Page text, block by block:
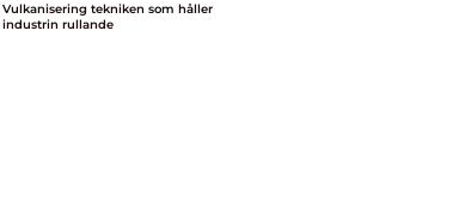
Vulkanisering tekniken som håller
industrin rullande